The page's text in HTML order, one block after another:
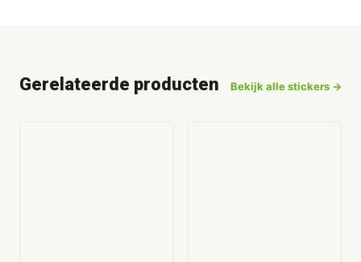
Gerelateerde producten Bekijk alle stickers →